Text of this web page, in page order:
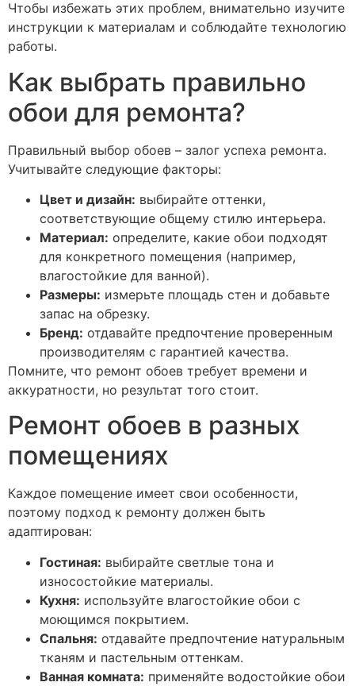
Чтобы избежать этих проблем, внимательно изучите
инструкции к материалам и соблюдайте технологию
работы.
Как выбрать правильно
обои для ремонта?
Правильный выбор обоев – залог успеха ремонта.
Учитывайте следующие факторы:
Цвет и дизайн: выбирайте оттенки,
соответствующие общему стилю интерьера.
Материал: определите, какие обои подходят
для конкретного помещения (например,
влагостойкие для ванной).
Размеры: измерьте площадь стен и добавьте
запас на обрезку.
Бренд: отдавайте предпочтение проверенным
производителям с гарантией качества.
Помните, что ремонт обоев требует времени и
аккуратности, но результат того стоит.
Ремонт обоев в разных
помещениях
Каждое помещение имеет свои особенности,
поэтому подход к ремонту должен быть
адаптирован:
Гостиная: выбирайте светлые тона и
износостойкие материалы.
Кухня: используйте влагостойкие обои с
моющимся покрытием.
Спальня: отдавайте предпочтение натуральным
тканям и пастельным оттенкам.
Ванная комната: применяйте водостойкие обои